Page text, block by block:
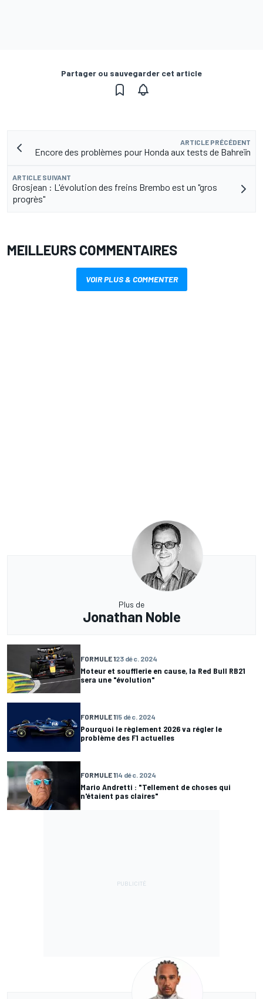
Partager ou sauvegarder cet article
ARTICLE PRÉCÉDENT
Encore des problèmes pour Honda aux tests de Bahreïn
ARTICLE SUIVANT
Grosjean : L'évolution des freins Brembo est un "gros
progrès"
MEILLEURS COMMENTAIRES
VOIR PLUS & COMMENTER
Plus de
Jonathan Noble
FORMULE 123 déc. 2024
Moteur et soufflerie en cause, la Red Bull RB21
sera une "évolution"
FORMULE 115 déc. 2024
Pourquoi le règlement 2026 va régler le
problème des F1 actuelles
FORMULE 114 déc. 2024
Mario Andretti : "Tellement de choses qui
n'étaient pas claires"